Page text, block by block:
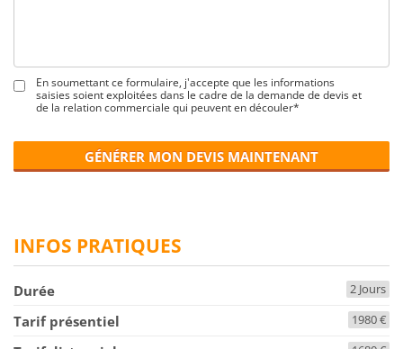
En soumettant ce formulaire, j'accepte que les informations
saisies soient exploitées dans le cadre de la demande de devis et
de la relation commerciale qui peuvent en découler*
GÉNÉRER MON DEVIS MAINTENANT
INFOS PRATIQUES
Durée 2 Jours
Tarif présentiel 1980 €